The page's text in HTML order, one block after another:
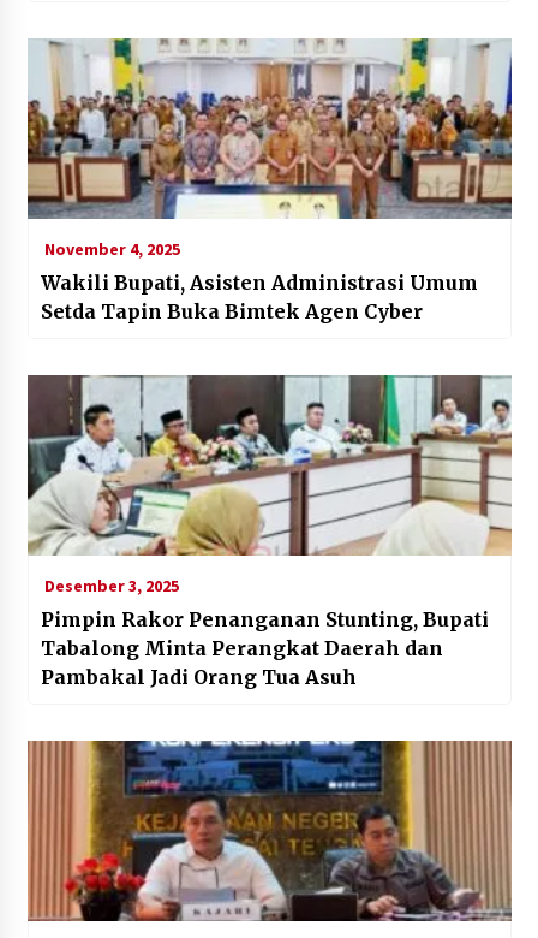
November 4, 2025
Wakili Bupati, Asisten Administrasi Umum
Setda Tapin Buka Bimtek Agen Cyber
Desember 3, 2025
Pimpin Rakor Penanganan Stunting, Bupati
Tabalong Minta Perangkat Daerah dan
Pambakal Jadi Orang Tua Asuh